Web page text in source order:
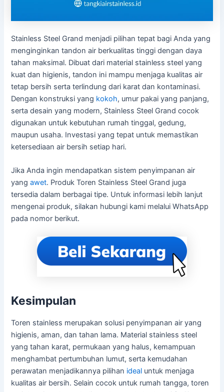
Stainless Steel Grand menjadi pilihan tepat bagi Anda yang
menginginkan tandon air berkualitas tinggi dengan daya
tahan maksimal. Dibuat dari material stainless steel yang
kuat dan higienis, tandon ini mampu menjaga kualitas air
tetap bersih serta terlindung dari karat dan kontaminasi.
Dengan konstruksi yang kokoh, umur pakai yang panjang,
serta desain yang modern, Stainless Steel Grand cocok
digunakan untuk kebutuhan rumah tinggal, gedung,
maupun usaha. Investasi yang tepat untuk memastikan
ketersediaan air bersih setiap hari.
Jika Anda ingin mendapatkan sistem penyimpanan air
yangawet. Produk Toren Stainless Steel Grand juga
tersedia dalam berbagai tipe. Untuk informasi lebih lanjut
mengenai produk, silakan hubungi kami melalui WhatsApp
pada nomor berikut.
Kesimpulan
Toren stainless merupakan solusi penyimpanan air yang
higienis, aman, dan tahan lama. Material stainless steel
yang tahan karat, permukaan yang halus, kemampuan
menghambat pertumbuhan lumut, serta kemudahan
perawatan menjadikannya pilihan ideal untuk menjaga
kualitas air bersih. Selain cocok untuk rumah tangga, toren